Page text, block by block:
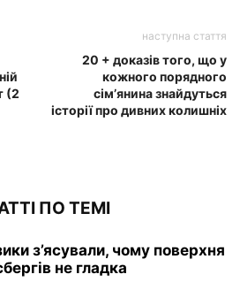
(2
наступна стаття
20 + доказів того, що у
кожного порядного
сім’янина знайдуться
історії про дивних колишніх
ПО ТЕМІ
з’ясували, чому поверхня
не гладка